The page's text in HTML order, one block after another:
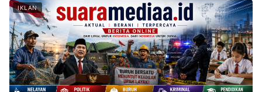
IKLAN